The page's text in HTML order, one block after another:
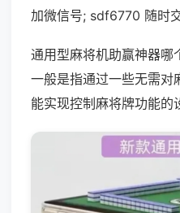
加微信号; sdf6770 随时交
通用型麻将机助赢神器哪
一般是指通过一些无需对
能实现控制麻将牌功能的